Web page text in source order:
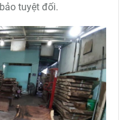
tuyệt đối.